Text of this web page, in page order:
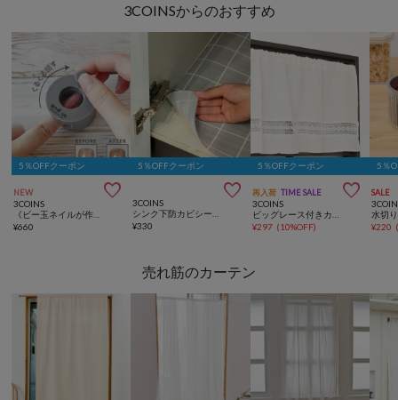
3COINSからのおすすめ
5％OFFクーポン
NEW 
3COINS
¥660
5％OFFクーポン

3COINS
¥330
5％OFFクーポン
再入荷 TIME SALE 
3COINS
¥297 (10%OFF)
5％
SALE
¥220
売れ筋のカーテン